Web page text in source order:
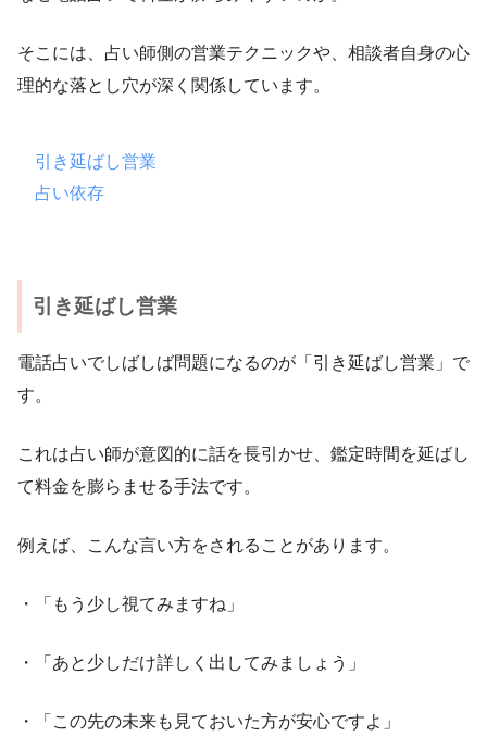
そこには、占い師側の営業テクニックや、相談者自身の心
理的な落とし穴が深く関係しています。
引き延ばし営業
占い依存
引き延ばし営業
電話占いでしばしば問題になるのが「引き延ばし営業」で
す。
これは占い師が意図的に話を長引かせ、鑑定時間を延ばし
て料金を膨らませる手法です。
例えば、こんな言い方をされることがあります。
・「もう少し視てみますね」
・「あと少しだけ詳しく出してみましょう」
・「この先の未来も見ておいた方が安心ですよ」